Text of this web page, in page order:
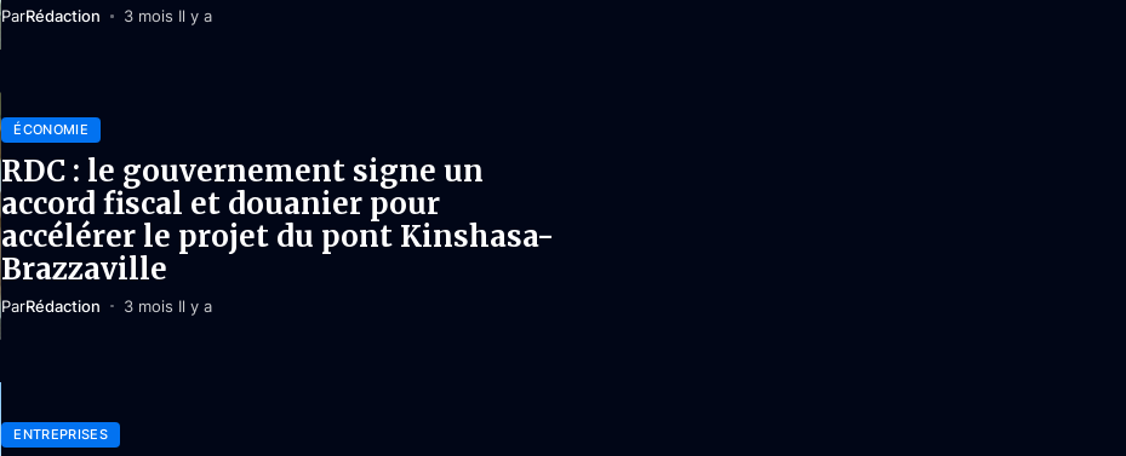
ParRédaction 3 mois Il y a
ÉCONOMIE
RDC : le gouvernement signe un
accord fiscal et douanier pour
accélérer le projet du pont Kinshasa-
Brazzaville
ParRédaction 3 mois Il y a
ENTREPRISES